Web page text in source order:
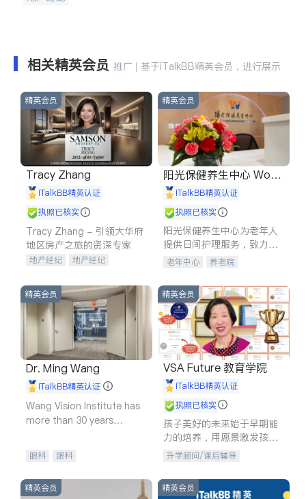
相关精英会员 推广 | 基于iTalkBB精英会员，进行展示
精英会员
Tracy Zhang
iTalkBB精英认证
执照已核实
Tracy Zhang - 引领大华府
地区房产之旅的资深专家
地产经纪
地产经纪
商铺租售
开发商建商
精英会员
阳光保健养生中心 World
shine
iTalkBB精英认证
执照已核实
阳光保健养生中心为老年人
提供日间护理服务，致力于
通过持续的护理创新来有效
老年中心 养老院
精英会员
Dr. Ming Wang
iTalkBB精英认证
Wang Vision Institute has
more than 30 years
眼科 眼科
精英会员
VSA Future 教育学院
iTalkBB精英认证
执照已核实
孩子美好的未来始于早期能
力的培养，用愿景激发孩子
的学习潜力和动力。理念：
拥有成长型心态是成功的基
石。
升学顾问/课后辅导
精英会员 精英会员